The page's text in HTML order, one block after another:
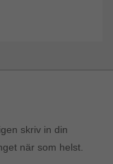
skriv in din
när som helst.